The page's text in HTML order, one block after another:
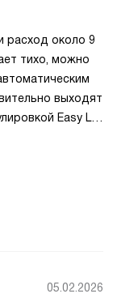
расход около 9
тихо, можно
выходят
Easy Lift
и детская
спокойствие
05.02.2026